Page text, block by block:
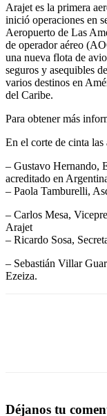
Arajet es la primera
inició operaciones en
Aeropuerto de Las
de operador aéreo
una nueva flota de
seguros y asequibles
varios destinos en
del Caribe.
Para obtener más
En el corte de cinta las
– Gustavo Hernando,
acreditado en
– Paola Tamburelli,
– Carlos Mesa,
Arajet
– Ricardo Sosa,
– Sebastián Villar
Ezeiza.
Déjanos tu